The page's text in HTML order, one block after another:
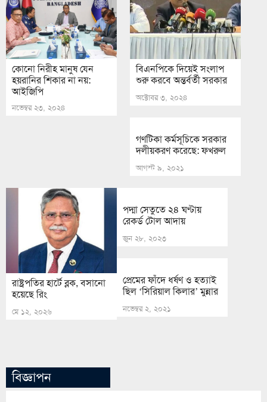
কোনো নিরীহ মানুষ যেন
হয়রানির শিকার না নয়:
আইজিপি
নভেম্বর ২৩, ২০২৪
বিএনপিকে দিয়েই সংলাপ
শুরু করবে অন্তর্বর্তী সরকার
অক্টোবর ৩, ২০২৪
গণটিকা কর্মসূচিকে সরকার
দলীয়করণ করেছে: ফখরুল
আগস্ট ৯, ২০২১
রাষ্ট্রপতির হার্টে ব্লক, বসানো
হয়েছে রিং
মে ১২, ২০২৬
পদ্মা সেতুতে ২৪ ঘণ্টায়
রেকর্ড টোল আদায়
জুন ২৮, ২০২৩
প্রেমের ফাঁদে ধর্ষণ ও হত্যাই
ছিল ‘সিরিয়াল কিলার’ মুন্নার
নভেম্বর ২, ২০২১
বিজ্ঞাপন